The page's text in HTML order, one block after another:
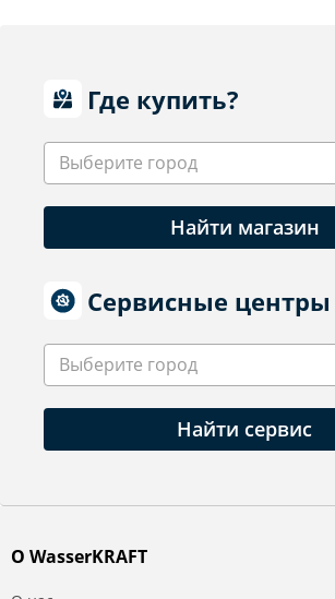
Где купить?
Выберите город
Найти магазин
Сервисные центры
Выберите город
Найти сервис
О WasserKRAFT